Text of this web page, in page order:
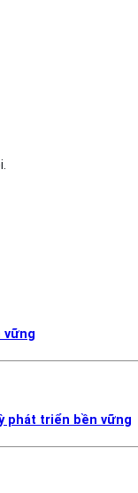
vững
phát triển bền vững